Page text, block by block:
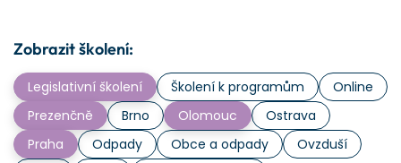
Zobrazit školení:
Legislativní školení Školení k programům
Online
Prezenčně
Brno Olomouc
Ostrava
Praha
Odpady Obce a odpady
Ovzduší